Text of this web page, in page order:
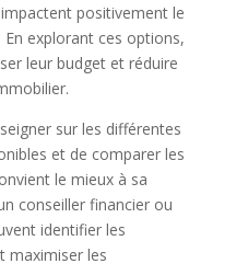
positivement le
explorant ces options,
leur budget et réduire
sur les différentes
et de comparer les
le mieux à sa
conseiller financier ou
identifier les
maximiser les